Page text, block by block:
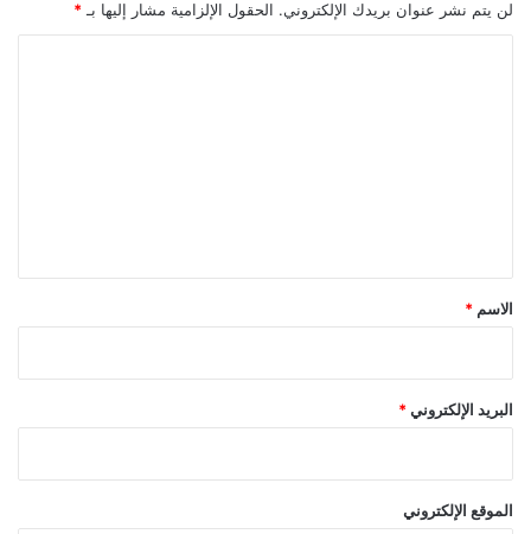
لن يتم نشر عنوان بريدك الإلكتروني. الحقول الإلزامية مشار إليها بـ *
*
الاسم *
البريد الإلكتروني *
الموقع الإلكتروني